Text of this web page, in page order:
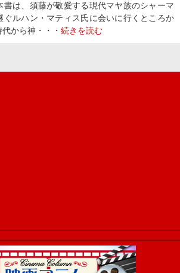
は、須藤が敬愛する現代マヤ族のシャーマ
ぐルハン・マティス氏に会いに行くところか
から神・・・ 続きを読む